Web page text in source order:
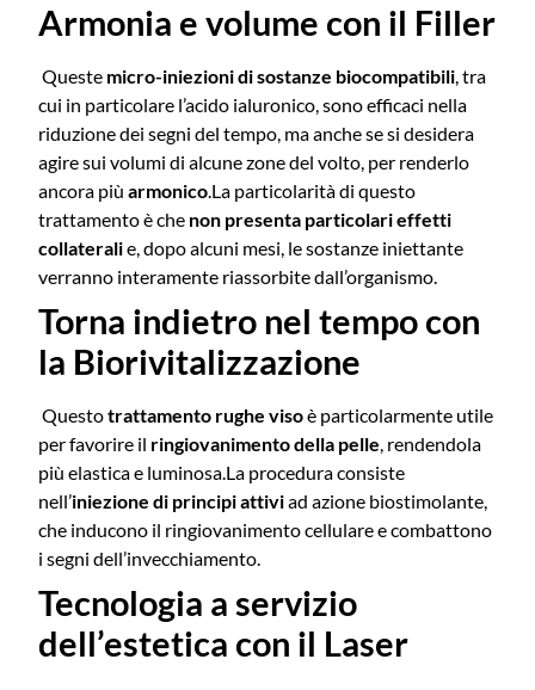
Armonia e volume con il Filler
Queste micro-iniezioni di sostanze biocompatibili, tra
cui in particolare l’acido ialuronico, sono efficaci nella
riduzione dei segni del tempo, ma anche se si desidera
agire sui volumi di alcune zone del volto, per renderlo
ancora più armonico.La particolarità di questo
trattamento è che non presenta particolari effetti
collateralie, dopo alcuni mesi, le sostanze iniettante
verranno interamente riassorbite dall’organismo.
Torna indietro nel tempo con
la Biorivitalizzazione
Questotrattamento rughe visoè particolarmente utile
per favorire il ringiovanimento della pelle, rendendola
più elastica e luminosa.La procedura consiste
nell’iniezione di principi attiviad azione biostimolante,
che inducono il ringiovanimento cellulare e combattono
i segni dell’invecchiamento.
Tecnologia a servizio
dell’estetica con il Laser